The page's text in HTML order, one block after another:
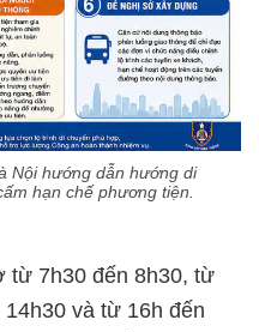
Nội hướng dẫn hướng di
hạn chế phương tiện.
từ 7h30 đến 8h30, từ
và từ 16h đến